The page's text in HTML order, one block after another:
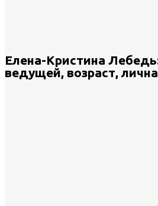
Елена-Кристина
ведущей, возраст,